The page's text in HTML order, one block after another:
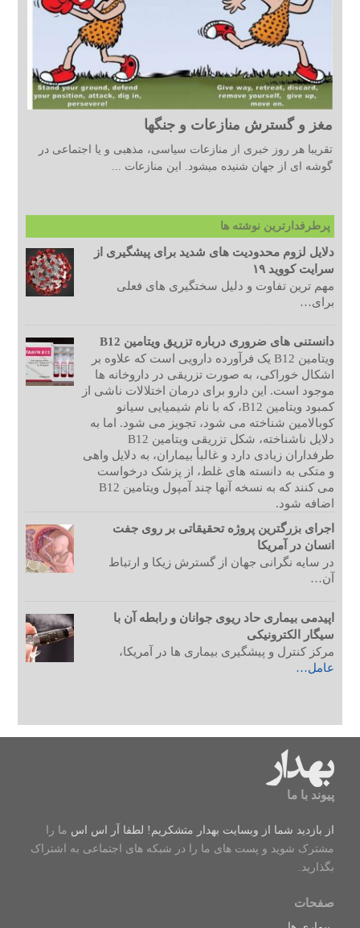
مغز و گسترش منازعات و جنگها
تقریبا هر روز خبری از منازعات سیاسی، مذهبی و یا اجتماعی در
گوشه ای از جهان شنیده میشود. این منازعات ...
پرطرفدارترین نوشته ها
دلایل لزوم محدودیت های شدید برای پیشگیری از
سرایت کووید ۱۹
مهم ترین تفاوت و دلیل سختگیری های فعلی
برای…
دانستنی های ضروری درباره تزریق ویتامین B12
ویتامین B12 یک فرآورده دارویی است که علاوه بر
اشکال خوراکی، به صورت تزریقی در داروخانه ها
موجود است. این دارو برای درمان اختلالات ناشی از
کمبود ویتامین B12، که با نام شیمیایی سیانو
کوبالامین شناخته می شود، تجویز می شود. اما به
دلایل ناشناخته، شکل تزریقی ویتامین B12
طرفداران زیادی دارد و غالبأ بیماران، به دلایل واهی
و متکی به دانسته های غلط، از پزشک درخواست
می کنند که به نسخه آنها چند آمپول ویتامین B12
اضافه شود.
اجرای بزرگترین پروژه تحقیقاتی بر روی جفت
انسان در آمریکا
در سایه نگرانی جهان از گسترش زیکا و ارتباط
آن…
اپیدمی بیماری حاد ریوی جوانان و رابطه آن با
سیگار الکترونیکی
مرکز کنترل و پیشگیری بیماری ها در آمریکا،
عامل…
پیوند با ما
از بازدید شما از وبسایت بهدار متشکریم! لطفا آر اس اس ما را
مشترک شوید و پست های ما را در شبکه های اجتماعی به اشتراک
بگذارید.
صفحات